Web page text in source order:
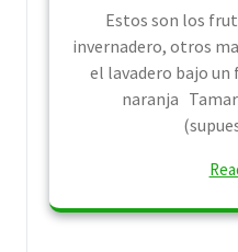
Estos son los
invernadero, otros
el lavadero bajo un
naranja